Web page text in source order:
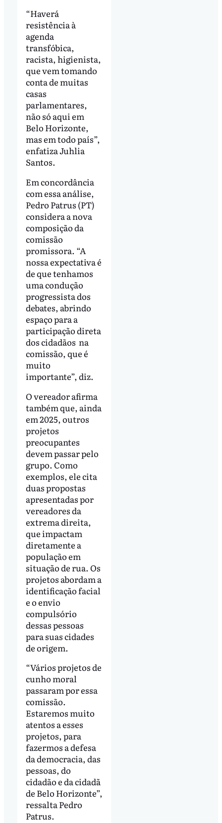
“Haverá
resistência à
agenda
transfóbica,
racista, higienista,
que vem tomando
conta de muitas
casas
parlamentares,
não só aqui em
Belo Horizonte,
mas em todo país”,
enfatiza Juhlia
Santos.
Em concordância
com essa análise,
Pedro Patrus (PT)
considera a nova
composição da
comissão
promissora. “A
nossa expectativa é
de que tenhamos
uma condução
progressista dos
debates, abrindo
espaço para a
participação direta
dos cidadãos na
comissão, que é
muito
importante”, diz.
O vereador afirma
também que, ainda
em 2025, outros
projetos
preocupantes
devem passar pelo
grupo. Como
exemplos, ele cita
duas propostas
apresentadas por
vereadores da
extrema direita,
que impactam
diretamente a
população em
situação de rua. Os
projetos abordam a
identificação facial
e o envio
compulsório
dessas pessoas
para suas cidades
de origem.
“Vários projetos de
cunho moral
passaram por essa
comissão.
Estaremos muito
atentos a esses
projetos, para
fazermos a defesa
da democracia, das
pessoas, do
cidadão e da cidadã
de Belo Horizonte”,
ressalta Pedro
Patrus.